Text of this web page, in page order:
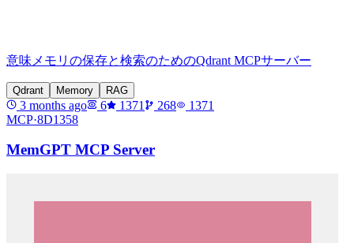
意味メモリの保存と検索のためのQdrant MCPサーバー
Qdrant Memory RAG
3 months ago 6 1371 268
1371
MCP·8D1358
MemGPT MCP Server